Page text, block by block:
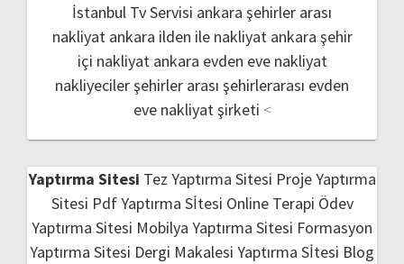
İstanbul Tv Servisi ankara şehirler arası
nakliyat ankara ilden ile nakliyat ankara şehir
içi nakliyat ankara evden eve nakliyat
nakliyeciler şehirler arası şehirlerarası evden
eve nakliyat şirketi <
Yaptırma Sitesi Tez Yaptırma Sitesi Proje Yaptırma
Sitesi Pdf Yaptırma Sİtesi Online Terapi Ödev
Yaptırma Sitesi Mobilya Yaptırma Sitesi Formasyon
Yaptırma Sitesi Dergi Makalesi Yaptırma Sİtesi Blog